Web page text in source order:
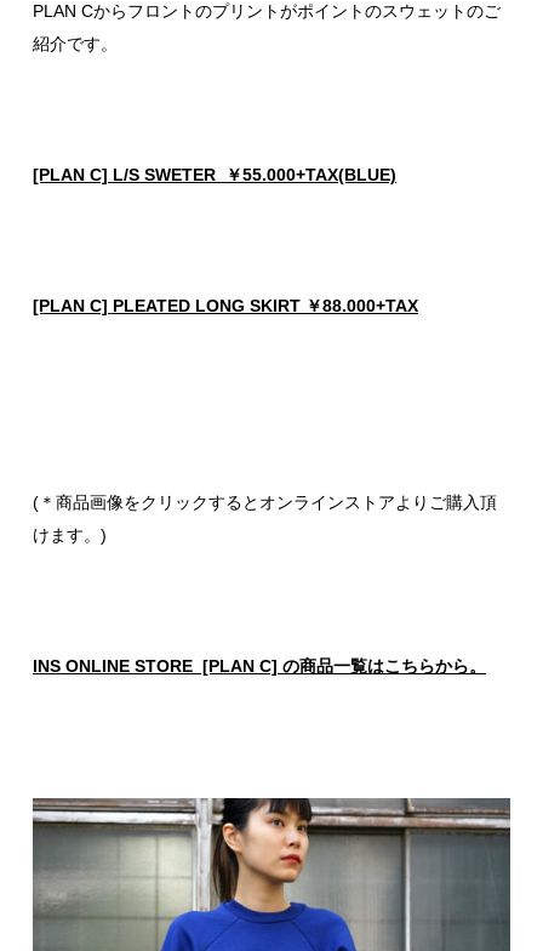
PLAN Cからフロントのプリントがポイントのスウェットのご
紹介です。
[PLAN C] L/S SWETER ￥55.000+TAX(BLUE)
[PLAN C] PLEATED LONG SKIRT ￥88.000+TAX
(＊商品画像をクリックするとオンラインストアよりご購入頂
けます。)
INS ONLINE STORE [PLAN C] の商品一覧はこちらから。